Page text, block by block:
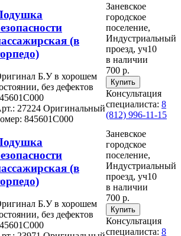
(в
Б.У в хорошем
без дефектов
27224 Оригинальный
845601C000
Заневское
городское
поселение,
Индустриальный
проезд, уч10
в наличии
700 р.
Консультация
специалиста: 8
(812) 996-11-15
(в
Б.У в хорошем
без дефектов
Заневское
городское
поселение,
Индустриальный
проезд, уч10
в наличии
700 р.
Консультация
специалиста: 8